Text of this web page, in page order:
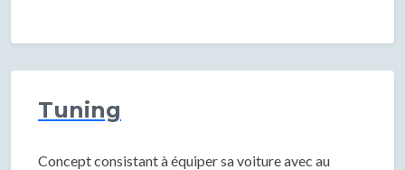
Tuning
Concept consistant à équiper sa voiture avec au